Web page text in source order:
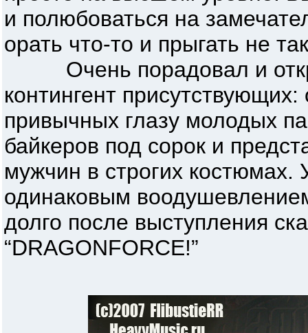
и полюбоваться на
орать что-то и прыгать не
Очень порадовал и
контингент
привычных глазу молодых
байкеров под сорок и
мужчин в строгих костюмах.
одинаковым
долго после выступления
“DRAGONFORCE!”